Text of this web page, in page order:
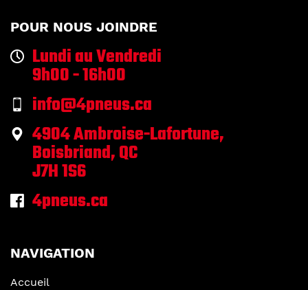
POUR NOUS JOINDRE
Lundi au Vendredi
9h00 - 16h00
info@4pneus.ca
4904 Ambroise-Lafortune,
Boisbriand, QC
J7H 1S6
4pneus.ca
NAVIGATION
Accueil